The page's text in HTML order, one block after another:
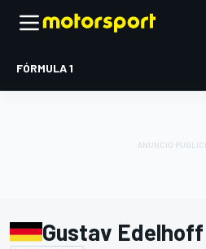
FÓRMULA 1
Gustav Edelhoff